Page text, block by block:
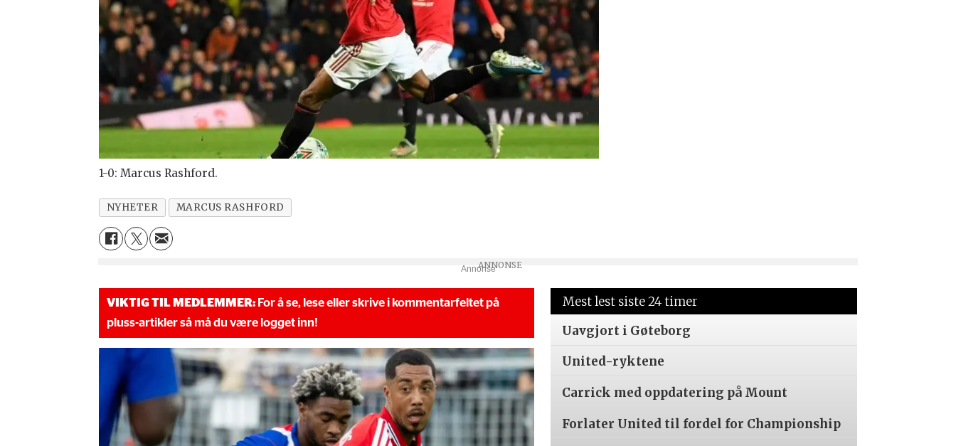
1-0: Marcus Rashford.
NYHETER MARCUS RASHFORD
Annonse
VIKTIG TIL MEDLEMMER: For å se, lese eller skrive i kommentarfeltet på
pluss-artikler så må du være logget inn!
Mest lest siste 24 timer
Uavgjort i Gøteborg
United-ryktene
Carrick med oppdatering på Mount
Forlater United til fordel for Championship